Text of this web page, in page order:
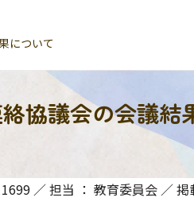
について
協議会の会議結
／ 担当 ： 教育委員会 ／